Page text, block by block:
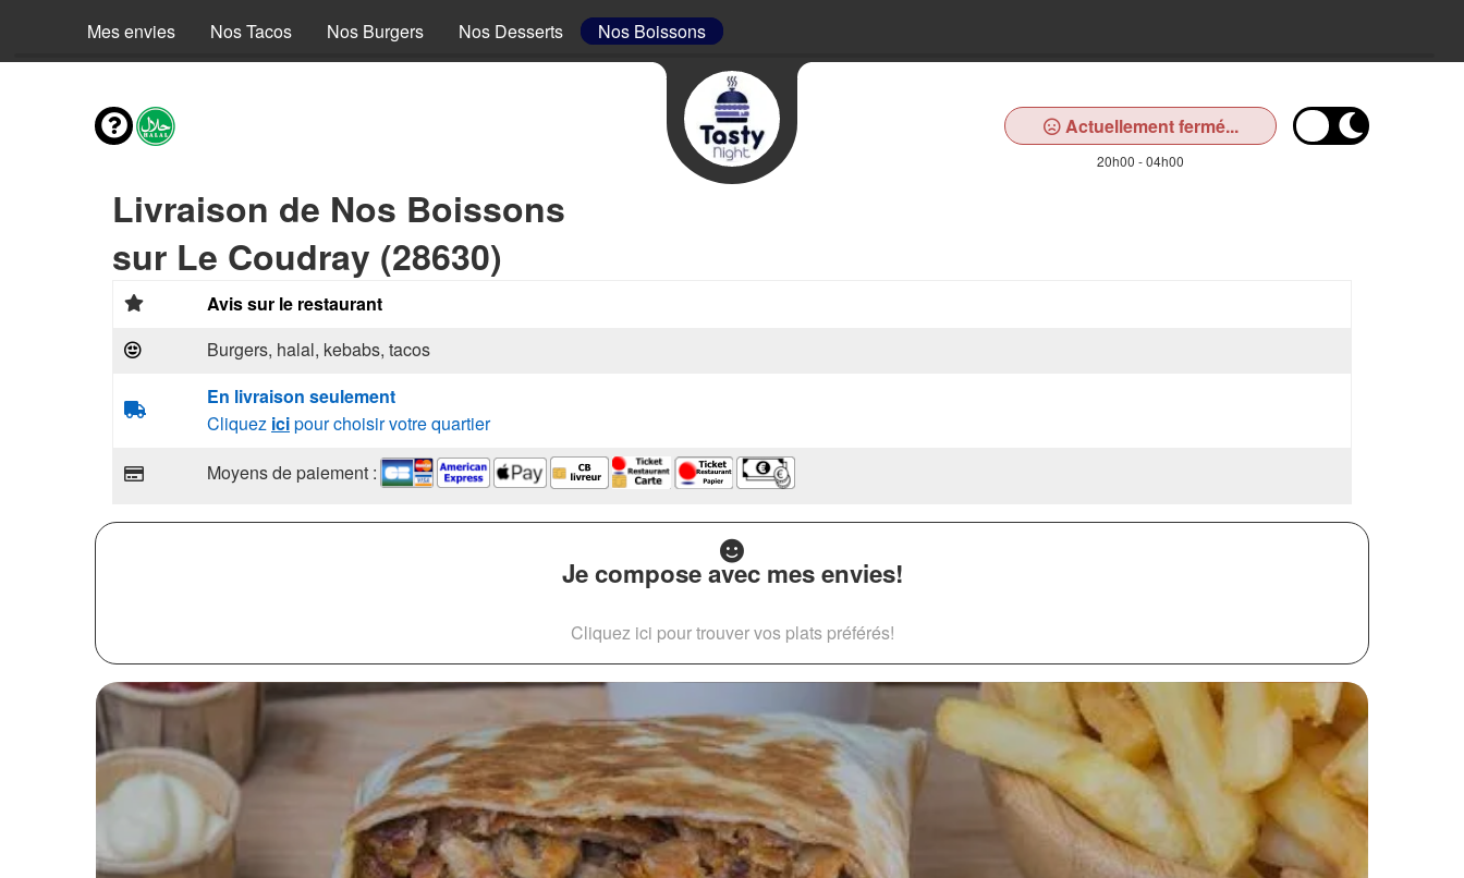
Mes envies Nos Tacos Nos Burgers Nos Desserts Nos Boissons
Actuellement fermé...
20h00 - 04h00
Livraison de Nos Boissons
sur Le Coudray (28630)
Avis sur le restaurant
Burgers, halal, kebabs, tacos
En livraison seulement
Cliquez icipour choisir votre quartier
Moyens de paiement :
Je compose avec mes envies!
Cliquez ici pour trouver vos plats préférés!